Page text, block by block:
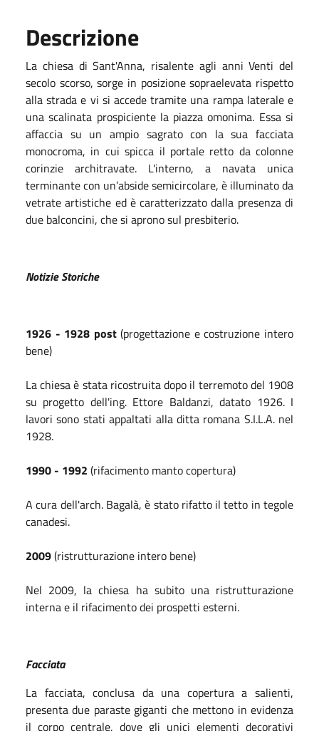
Descrizione
La chiesa di Sant'Anna, risalente agli anni Venti del
secolo scorso, sorge in posizione sopraelevata rispetto
alla strada e vi si accede tramite una rampa laterale e
una scalinata prospiciente la piazza omonima. Essa si
affaccia su un ampio sagrato con la sua facciata
monocroma, in cui spicca il portale retto da colonne
corinzie architravate. L'interno, a navata unica
terminante con un’abside semicircolare, è illuminato da
vetrate artistiche ed è caratterizzato dalla presenza di
due balconcini, che si aprono sul presbiterio.
Notizie Storiche
1926 - 1928 post(progettazione e costruzione intero
bene)
La chiesa è stata ricostruita dopo il terremoto del 1908
su progetto dell'ing. Ettore Baldanzi, datato 1926. I
lavori sono stati appaltati alla ditta romana S.I.L.A. nel
1928.
1990 - 1992 (rifacimento manto copertura)
A cura dell'arch. Bagalà, è stato rifatto il tetto in tegole
canadesi.
2009(ristrutturazione intero bene)
Nel 2009, la chiesa ha subito una ristrutturazione
interna e il rifacimento dei prospetti esterni.
Facciata
La facciata, conclusa da una copertura a salienti,
presenta due paraste giganti che mettono in evidenza
il corpo centrale, dove gli unici elementi decorativi